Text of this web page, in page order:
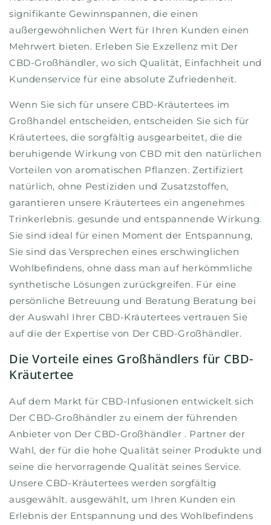
signifikante Gewinnspannen, die einen
außergewöhnlichen Wert für Ihren Kunden einen
Mehrwert bieten. Erleben Sie Exzellenz mit Der
CBD-Großhändler, wo sich Qualität, Einfachheit und
Kundenservice für eine absolute Zufriedenheit.
Wenn Sie sich für unsere CBD-Kräutertees im
Großhandel entscheiden, entscheiden Sie sich für
Kräutertees, die sorgfältig ausgearbeitet, die die
beruhigende Wirkung von CBD mit den natürlichen
Vorteilen von aromatischen Pflanzen. Zertifiziert
natürlich, ohne Pestiziden und Zusatzstoffen,
garantieren unsere Kräutertees ein angenehmes
Trinkerlebnis. gesunde und entspannende Wirkung.
Sie sind ideal für einen Moment der Entspannung,
Sie sind das Versprechen eines erschwinglichen
Wohlbefindens, ohne dass man auf herkömmliche
synthetische Lösungen zurückgreifen. Für eine
persönliche Betreuung und Beratung Beratung bei
der Auswahl Ihrer CBD-Kräutertees vertrauen Sie
auf die der Expertise von Der CBD-Großhändler.
Die Vorteile eines Großhändlers für CBD-
Kräutertee
Auf dem Markt für CBD-Infusionen entwickelt sich
Der CBD-Großhändler zu einem der führenden
Anbieter von Der CBD-Großhändler . Partner der
Wahl, der für die hohe Qualität seiner Produkte und
seine die hervorragende Qualität seines Service.
Unsere CBD-Kräutertees werden sorgfältig
ausgewählt. ausgewählt, um Ihren Kunden ein
Erlebnis der Entspannung und des Wohlbefindens